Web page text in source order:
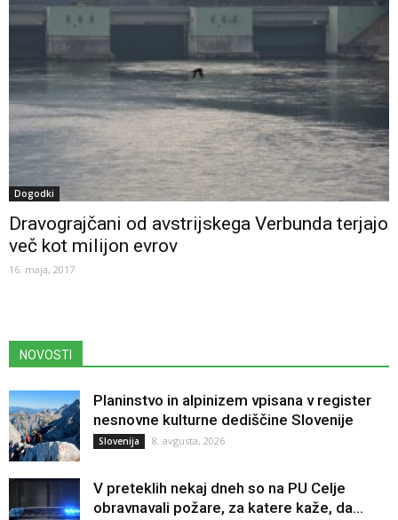
Dogodki
Dravograjčani od avstrijskega Verbunda terjajo
več kot milijon evrov
16. maja, 2017
NOVOSTI
Planinstvo in alpinizem vpisana v register
nesnovne kulturne dediščine Slovenije
Slovenija 8. avgusta, 2026
V preteklih nekaj dneh so na PU Celje
obravnavali požare, za katere kaže, da...